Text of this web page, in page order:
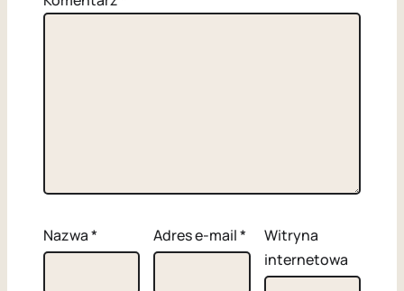
Nazwa* Adres e-mail*
Witryna
internetowa